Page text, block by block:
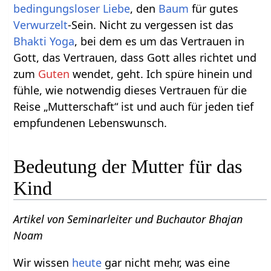
bedingungsloser Liebe, den Baum für gutes
Verwurzelt-Sein. Nicht zu vergessen ist das
Bhakti Yoga, bei dem es um das Vertrauen in
Gott, das Vertrauen, dass Gott alles richtet und
zum Guten wendet, geht. Ich spüre hinein und
fühle, wie notwendig dieses Vertrauen für die
Reise „Mutterschaft“ ist und auch für jeden tief
empfundenen Lebenswunsch.
Bedeutung der Mutter für das
Kind
Artikel von Seminarleiter und Buchautor Bhajan
Noam
Wir wissen heute gar nicht mehr, was eine